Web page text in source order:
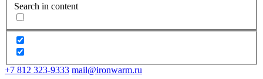
Search in content
+7 812 323-9333 mail@ironwarm.ru